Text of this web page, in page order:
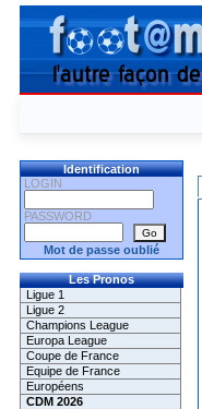
Identification
LOGIN
PASSWORD
Mot de passe oublié
Les Pronos
Ligue 1
Ligue 2
Champions League
Europa League
Coupe de France
Equipe de France
Européens
CDM 2026